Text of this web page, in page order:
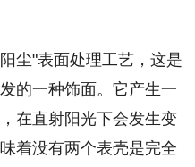
尘"表面处理工艺，这是
的一种饰面。它产生一
在直射阳光下会发生变
着没有两个表壳是完全